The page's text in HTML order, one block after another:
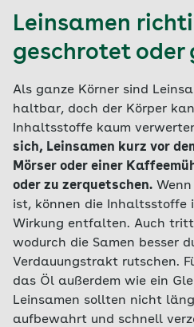
Leinsamen
geschrotet oder
Als ganze Körner sind
haltbar, doch der Körper
Inhaltsstoffe kaum
sich, Leinsamen kurz vor
Mörser oder einer
oder zu zerquetschen.
ist, können die Inhaltsstoffe
Wirkung entfalten. Auch
wodurch die Samen besser
Verdauungstrakt rutschen.
das Öl außerdem wie ein
Leinsamen sollten nicht
aufbewahrt und schnell